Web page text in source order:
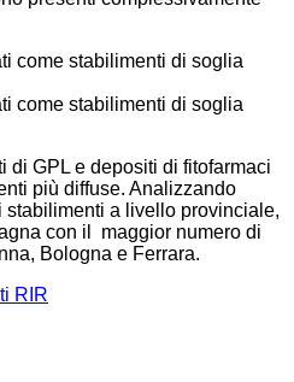
come stabilimenti di soglia
come stabilimenti di soglia
di GPL e depositi di fitofarmaci
più diffuse. Analizzando
a livello provinciale,
con il maggior numero di
Bologna e Ferrara.
RIR